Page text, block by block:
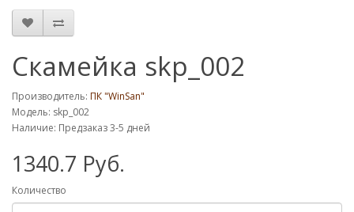
Скамейка skp_002
Производитель: ПК "WinSan"
Модель: skp_002
Наличие: Предзаказ 3-5 дней
1340.7 Руб.
Количество